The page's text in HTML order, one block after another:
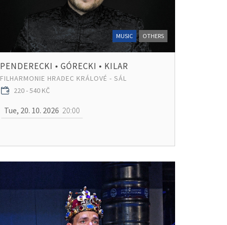
MUSIC OTHERS
PENDERECKI • GÓRECKI • KILAR
FILHARMONIE HRADEC KRÁLOVÉ - SÁL
220 - 540 KČ
Tue, 20. 10. 2026 20:00